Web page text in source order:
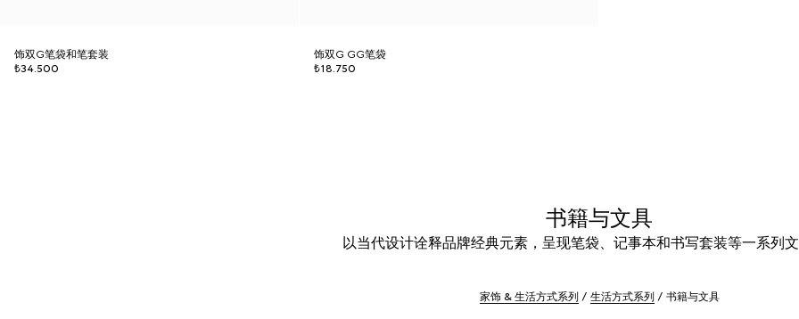
饰双G笔袋和笔套装
₺34.500
饰双G GG笔袋
₺18.750
书籍与文具
以当代设计诠释品牌经典元素，呈现笔袋、记事本和书写套装等一系列
家饰 & 生活方式系列 生活方式系列 书籍与文具